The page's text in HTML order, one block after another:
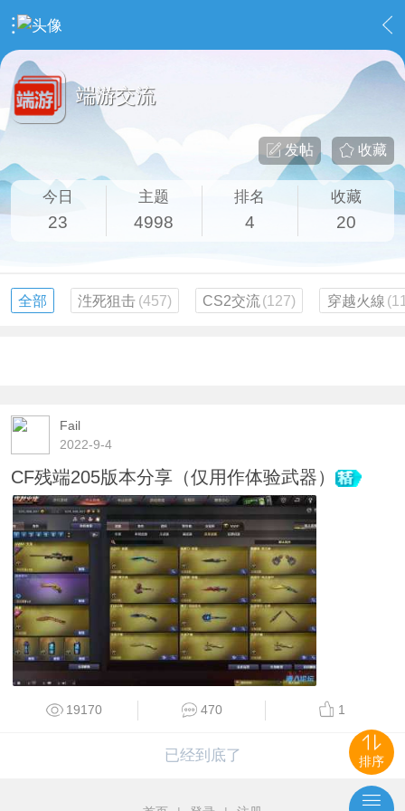
社区广场 › 端游交流
端游交流
收藏
发帖
今日
23
主题
4998
排名
4
收藏
20
全部 泩死狙击 (457) CS2交流(127) 穿越火線
Fail
2022-9-4
CF残端205版本分享（仅用作体验武器）
19170 470 1
已经到底了 排序